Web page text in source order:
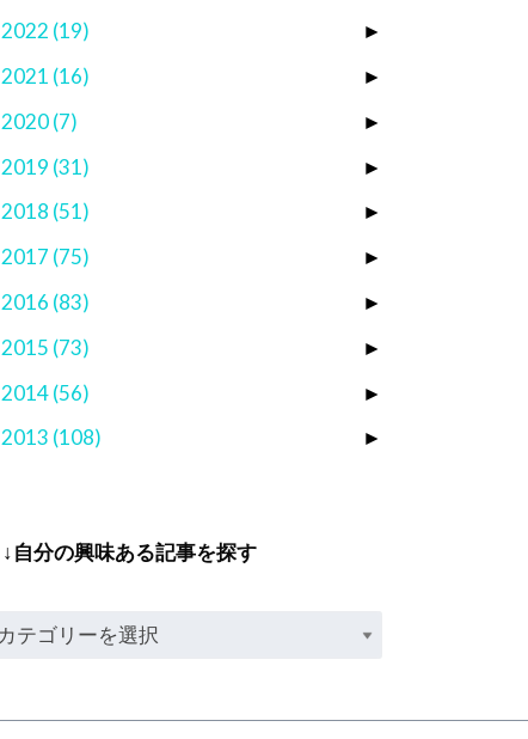
►
2022 (19)
►
2021 (16)
►
2020(7)
►
2019 (31)
►
2018 (51)
►
2017 (75)
►
2016 (83)
►
2015 (73)
►
2014(56)
►
2013 (108)
↓自分の興味ある記事を探す